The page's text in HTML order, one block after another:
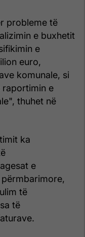
probleme të
e buxhetit
e
euro,
komunale, si
raportimin e
thuhet në
ka
e
të
të